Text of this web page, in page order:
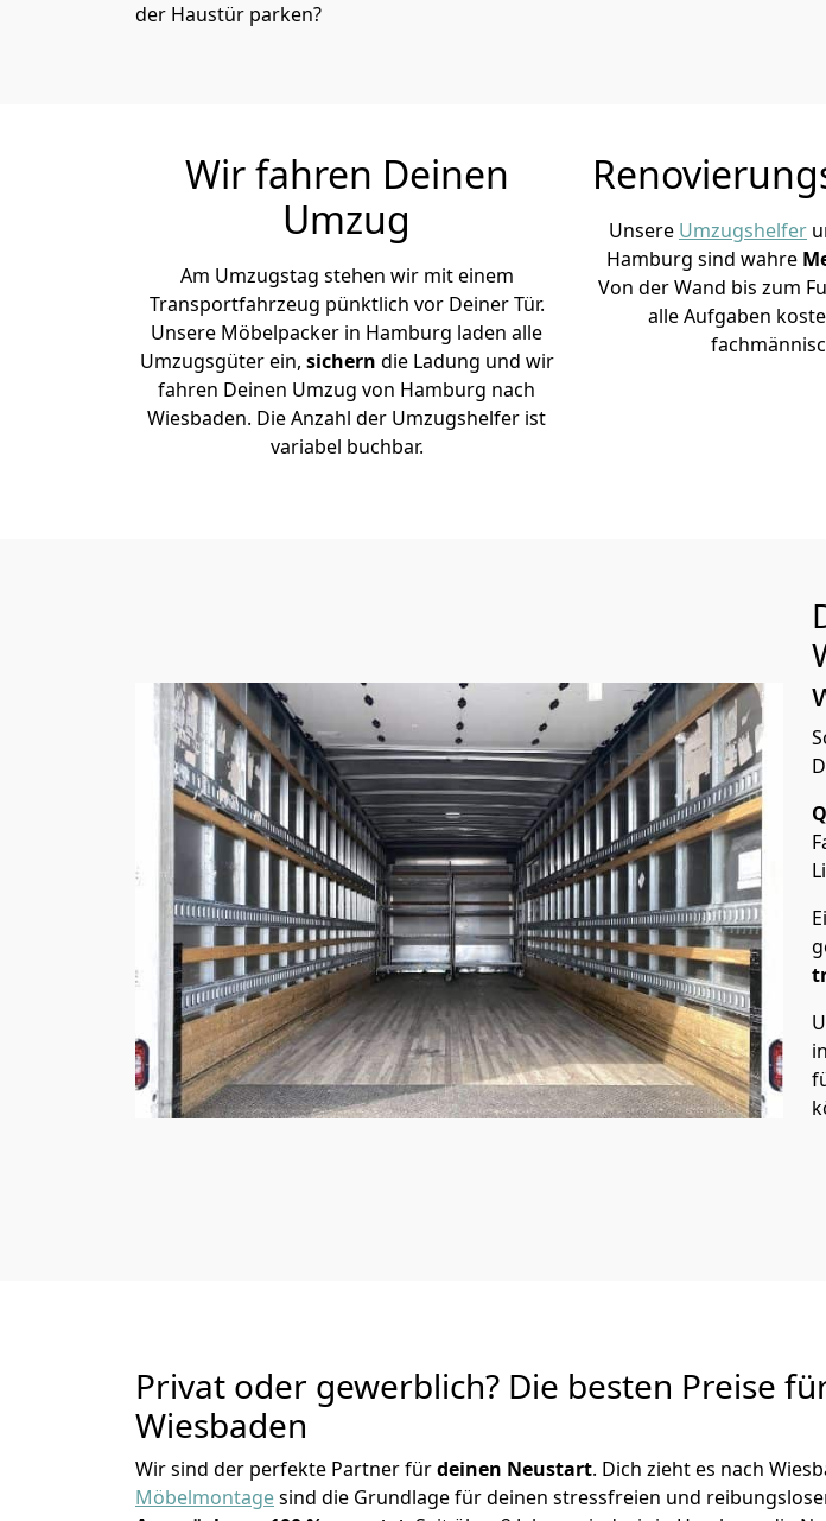
der Haustür parken?
Wir fahren Deinen
Umzug
Am Umzugstag stehen wir mit einem
Transportfahrzeug pünktlich vor Deiner Tür.
Unsere Möbelpacker in Hamburg laden alle
Umzugsgüter ein, sichern die Ladung und wir
fahren Deinen Umzug von Hamburg nach
Wiesbaden. Die Anzahl der Umzugshelfer ist
variabel buchbar.
Unsere Umzugshelfer
Hamburg sind wahre
Von der Wand bis zum
alle Aufgaben
Privat oder gewerblich? Die besten Preise
Wiesbaden
Wir sind der perfekte Partner fürdeinen Neustart. Dich zieht es nach
Möbelmontagesind die Grundlage für deinen stressfreien und